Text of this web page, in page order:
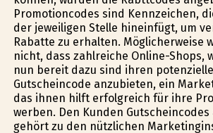
Promotioncodes sind Kennzeichen,
der jeweiligen Stelle hineinfügt, um
Rabatte zu erhalten. Möglicherweise
nicht, dass zahlreiche Online-Shops,
nun bereit dazu sind ihren
Gutscheincode anzubieten, ein
das ihnen hilft erfolgreich für ihre
werben. Den Kunden
gehört zu den nützlichen